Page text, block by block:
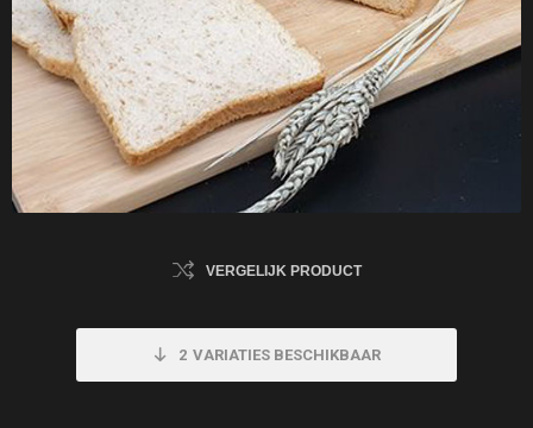
VERGELIJK PRODUCT
2 VARIATIES BESCHIKBAAR